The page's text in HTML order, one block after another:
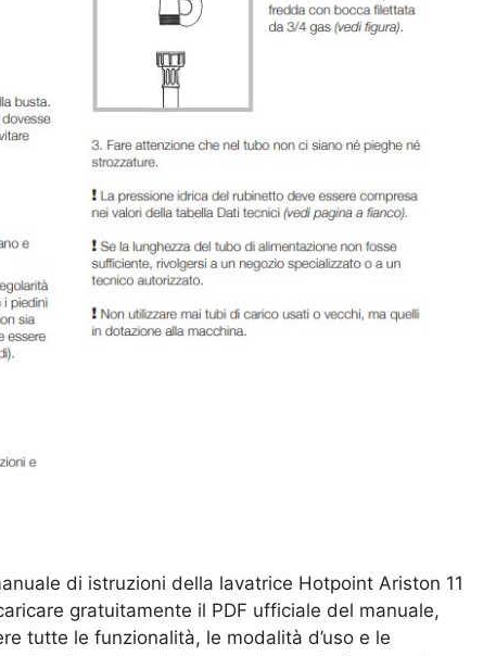
di istruzioni della lavatrice Hotpoint Ariston 11
gratuitamente il PDF ufficiale del manuale,
tutte le funzionalità, le modalità d’uso e le